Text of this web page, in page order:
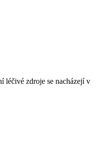
léčivé zdroje se nacházejí v